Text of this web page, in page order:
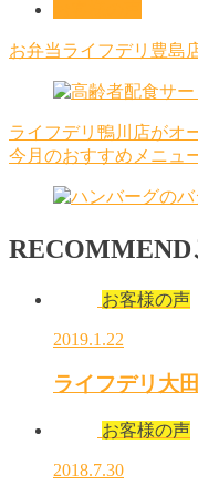
お弁当ライフデリ豊島
ライフデリ鴨川店がオ
今月のおすすめメニュ
RECOMMEND
お客様の声
2019.1.22
ライフデリ大
お客様の声
2018.7.30